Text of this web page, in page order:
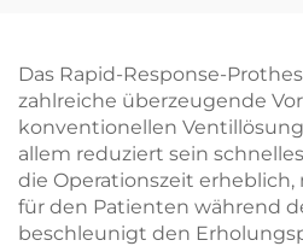
Das Rapid-Response-
zahlreiche überzeugende
konventionellen
allem reduziert sein
die Operationszeit
für den Patienten während
beschleunigt den